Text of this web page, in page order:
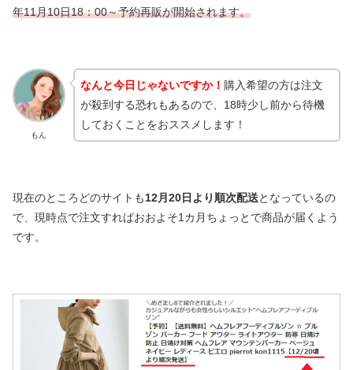
年11月10日18：00～予約再販が開始されます。
もん
なんと今日じゃないですか！ 購入希望の方は注文
が殺到する恐れもあるので、18時少し前から待機
しておくことをおススメします！
現在のところどのサイトも12月20日より順次配送となっているの
で、現時点で注文すればおおよそ1カ月ちょっとで商品が届くよう
です。